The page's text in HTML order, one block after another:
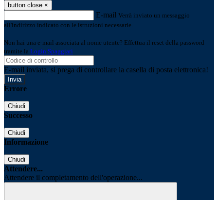
button close ×
E-mail Verrà inviato un messaggio
all'indirizzo indicato con le istruzioni necessarie.
Non hai una e-mail associata al nome utente? Effettua il reset della password
tramite la Login Spaggiari
E-mail inviata, si prega di controllare la casella di posta elettronica!
Errore
Chiudi
Successo
Chiudi
Informazione
Chiudi
Attendere...
Attendere il completamento dell'operazione...